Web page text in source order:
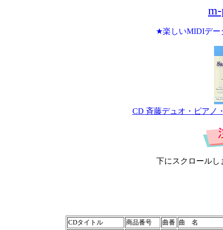
★楽しいMIDIデー
CD 斉藤デュオ・ピアノ
下にスクロールし
CDタイトル 商品番号 曲番 曲 名